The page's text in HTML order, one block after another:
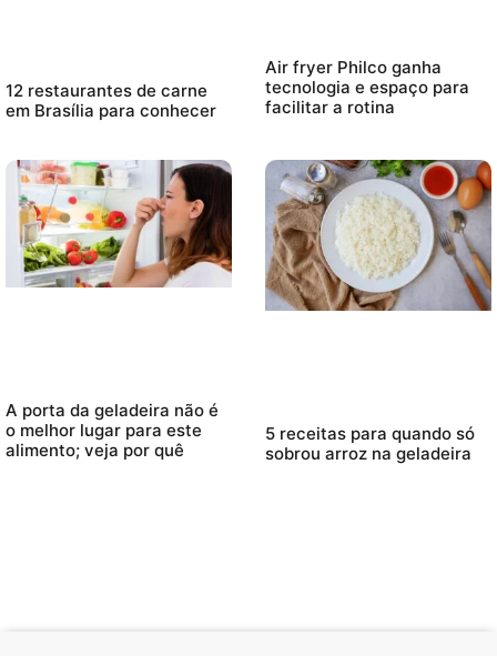
12 restaurantes de carne
em Brasília para conhecer
Air fryer Philco ganha
tecnologia e espaço para
facilitar a rotina
A porta da geladeira não é
o melhor lugar para este
alimento; veja por quê
5 receitas para quando só
sobrou arroz na geladeira